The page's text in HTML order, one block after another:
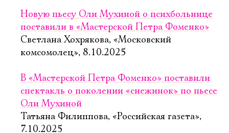
Новую пьесу Оли Мухиной о психбольнице
поставили в «Мастерской Петра Фоменко»
Светлана Хохрякова, «Московский
комсомолец», 8.10.2025
В «Мастерской Петра Фоменко» поставили
спектакль о поколении «снежинок» по пьесе
Оли Мухиной
Татьяна Филиппова, «Российская газета»,
7.10.2025